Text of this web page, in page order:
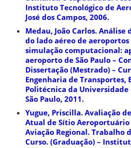
Instituto Tecnológico de
José dos Campos, 2006.
Medau, João Carlos. Análise
do lado aéreo de aeroportos
simulação computacional:
aeroporto de São Paulo –
Dissertação (Mestrado) –
Engenharia de Transportes,
Politécnica da Universidade
São Paulo, 2011.
Yugue, Priscilla. Avaliação
Atual de Sítio Aeroportuário
Aviação Regional. Trabalho
Curso. (Graduação) –